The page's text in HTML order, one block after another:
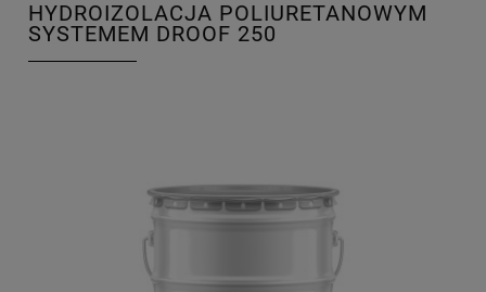
HYDROIZOLACJA POLIURETANOWYM
SYSTEMEM DROOF 250